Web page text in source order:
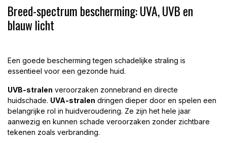
Breed-spectrum bescherming: UVA, UVB en
blauw licht
Een goede bescherming tegen schadelijke straling is
essentieel voor een gezonde huid.
UVB-stralen veroorzaken zonnebrand en directe
huidschade. UVA-stralen dringen dieper door en spelen een
belangrijke rol in huidveroudering. Ze zijn het hele jaar
aanwezig en kunnen schade veroorzaken zonder zichtbare
tekenen zoals verbranding.